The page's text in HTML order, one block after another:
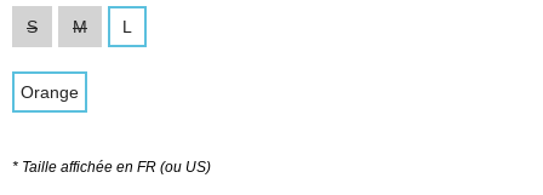
S M L
Orange
* Taille affichée en FR (ou US)